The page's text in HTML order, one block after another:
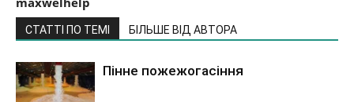
СТАТТІ ПО ТЕМІ БІЛЬШЕ ВІД АВТОРА
Пінне пожежогасіння